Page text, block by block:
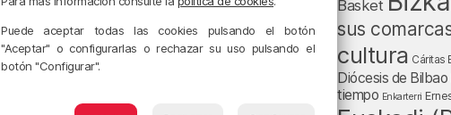
Basket
sus
cultura Cáritas
Diócesis de Bilbao
tiempo Enkarterri
Puede aceptar todas las cookies pulsando el botón
"Aceptar" o configurarlas o rechazar su uso pulsando el
botón "Configurar".